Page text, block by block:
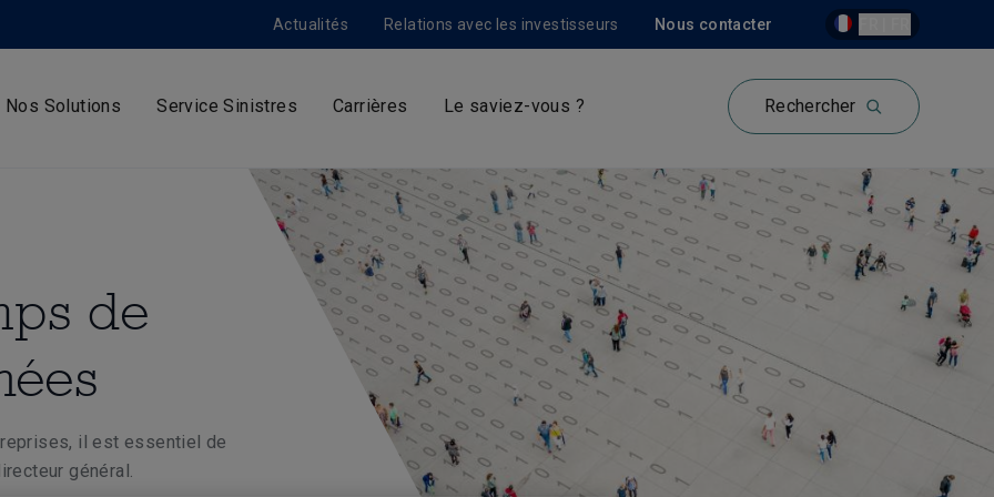
Nous contacter
Actualités Relations avec les investisseurs
Nos Solutions Service Sinistres Carrières Le saviez-vous ? Rechercher
de
il est essentiel de
général.